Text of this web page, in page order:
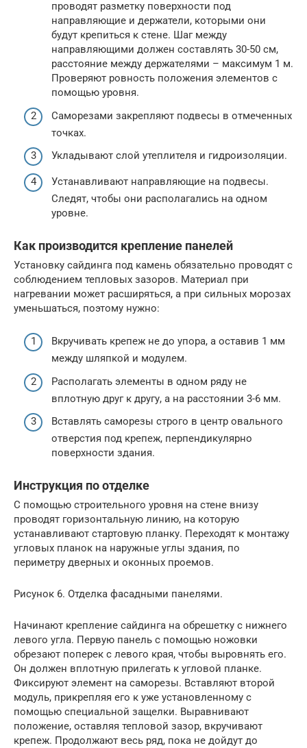
проводят разметку поверхности под
направляющие и держатели, которыми они
будут крепиться к стене. Шаг между
направляющими должен составлять 30-50 см,
расстояние между держателями – максимум 1 м.
Проверяют ровность положения элементов с
помощью уровня.
Саморезами закрепляют подвесы в отмеченных
точках.
Укладывают слой утеплителя и гидроизоляции.
Устанавливают направляющие на подвесы.
Следят, чтобы они располагались на одном
уровне.
Как производится крепление панелей
Установку сайдинга под камень обязательно проводят с
соблюдением тепловых зазоров. Материал при
нагревании может расширяться, а при сильных морозах
уменьшаться, поэтому нужно:
Вкручивать крепеж не до упора, а оставив 1 мм
между шляпкой и модулем.
Располагать элементы в одном ряду не
вплотную друг к другу, а на расстоянии 3-6 мм.
Вставлять саморезы строго в центр овального
отверстия под крепеж, перпендикулярно
поверхности здания.
Инструкция по отделке
С помощью строительного уровня на стене внизу
проводят горизонтальную линию, на которую
устанавливают стартовую планку. Переходят к монтажу
угловых планок на наружные углы здания, по
периметру дверных и оконных проемов.
Рисунок 6. Отделка фасадными панелями.
Начинают крепление сайдинга на обрешетку с нижнего
левого угла. Первую панель с помощью ножовки
обрезают поперек с левого края, чтобы выровнять его.
Он должен вплотную прилегать к угловой планке.
Фиксируют элемент на саморезы. Вставляют второй
модуль, прикрепляя его к уже установленному с
помощью специальной защелки. Выравнивают
положение, оставляя тепловой зазор, вкручивают
крепеж. Продолжают весь ряд, пока не дойдут до